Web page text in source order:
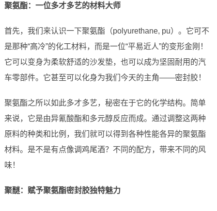
聚氨酯：一位多才多艺的材料大师
首先，我们来认识一下聚氨酯（polyurethane, pu）。它可不
是那种“高冷”的化工材料，而是一位“平易近人”的变形金刚！
它可以变身为柔软舒适的沙发垫，也可以成为坚固耐用的汽
车零部件。它甚至可以化身为我们今天的主角——密封胶！
聚氨酯之所以如此多才多艺，秘密在于它的化学结构。简单
来说，它是由异氰酸酯和多元醇反应而成。通过调整这两种
原料的种类和比例，我们就可以得到各种性能各异的聚氨酯
材料。是不是有点像调鸡尾酒？不同的配方，带来不同的风
味！
聚醚：赋予聚氨酯密封胶独特魅力